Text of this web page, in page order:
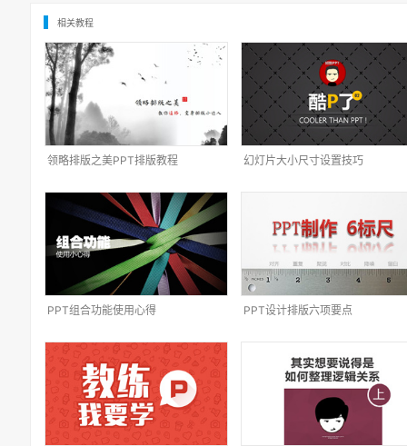
相关教程
领略排版之美PPT排版教程 幻灯片大小尺寸设置技巧
PPT组合功能使用心得 PPT设计排版六项要点